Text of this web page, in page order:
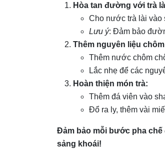
Hòa tan đường với trà
Cho nước trà lài vào
Lưu ý: Đảm bảo
Thêm nguyên liệu
Thêm nước chôm
Lắc nhẹ để các
Hoàn thiện món trà:
Thêm đá viên vào
Đổ ra ly, thêm vài
Đảm bảo mỗi bước pha
sảng khoái!